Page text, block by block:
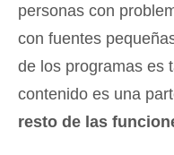
personas con
con fuentes
de los programas es
contenido es una
resto de las